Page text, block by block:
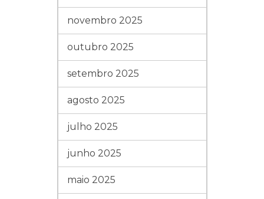
novembro 2025
outubro 2025
setembro 2025
agosto 2025
julho 2025
junho 2025
maio 2025